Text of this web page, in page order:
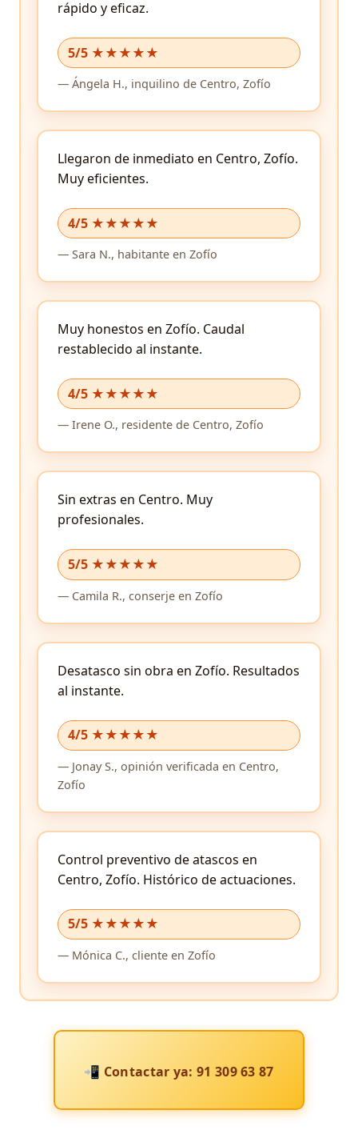
5/5 ★★★★★
rápido y eficaz.
— Ángela H., inquilino de Centro, Zofío
4/5 ★★★★★
Llegaron de inmediato en Centro, Zofío.
Muy eficientes.
— Sara N., habitante en Zofío
4/5 ★★★★★
Muy honestos en Zofío. Caudal
restablecido al instante.
— Irene O., residente de Centro, Zofío
5/5 ★★★★★
Sin extras en Centro. Muy
profesionales.
— Camila R., conserje en Zofío
4/5 ★★★★★
Desatasco sin obra en Zofío. Resultados
al instante.
— Jonay S., opinión verificada en Centro,
Zofío
5/5 ★★★★★
Control preventivo de atascos en
Centro, Zofío. Histórico de actuaciones.
— Mónica C., cliente en Zofío
📲 Contactar ya: 91 309 63 87